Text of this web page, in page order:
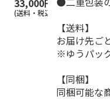
33,000円
(送料・税込)
【送料】
お届け先ご
※ゆうパッ
【同梱】
同梱可能な